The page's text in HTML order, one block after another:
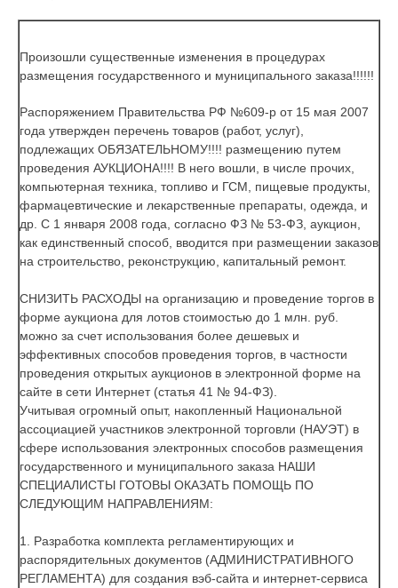
Произошли существенные изменения в процедурах
размещения государственного и муниципального заказа!!!!!!
Распоряжением Правительства РФ №609-р от 15 мая 2007
года утвержден перечень товаров (работ, услуг),
подлежащих ОБЯЗАТЕЛЬНОМУ!!!! размещению путем
проведения АУКЦИОНА!!!! В него вошли, в числе прочих,
компьютерная техника, топливо и ГСМ, пищевые продукты,
фармацевтические и лекарственные препараты, одежда, и
др. С 1 января 2008 года, согласно ФЗ № 53-ФЗ, аукцион,
как единственный способ, вводится при размещении заказов
на строительство, реконструкцию, капитальный ремонт.
СНИЗИТЬ РАСХОДЫ на организацию и проведение торгов в
форме аукциона для лотов стоимостью до 1 млн. руб.
можно за счет использования более дешевых и
эффективных способов проведения торгов, в частности
проведения открытых аукционов в электронной форме на
сайте в сети Интернет (статья 41 № 94-ФЗ).
Учитывая огромный опыт, накопленный Национальной
ассоциацией участников электронной торговли (НАУЭТ) в
сфере использования электронных способов размещения
государственного и муниципального заказа НАШИ
СПЕЦИАЛИСТЫ ГОТОВЫ ОКАЗАТЬ ПОМОЩЬ ПО
СЛЕДУЮЩИМ НАПРАВЛЕНИЯМ:
1. Разработка комплекта регламентирующих и
распорядительных документов (АДМИНИСТРАТИВНОГО
РЕГЛАМЕНТА) для создания вэб-сайта и интернет-сервиса